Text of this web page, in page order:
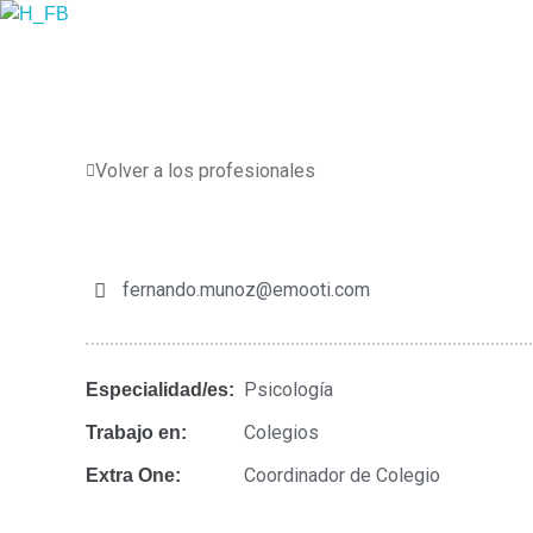
Volver a los profesionales
fernando.munoz@emooti.com
Especialidad/es: Psicología
Trabajo en: Colegios
Extra One: Coordinador de Colegio